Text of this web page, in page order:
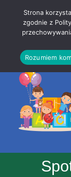
treści
strony
Strona
zgodnie z
Rozumiem